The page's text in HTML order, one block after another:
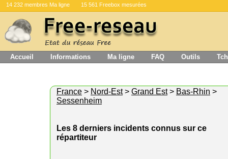
14 232 membres Ma ligne 15 561 Freebox mesurées
Accueil Informations Ma ligne FAQ Outils
France > Nord-Est> Grand Est> Bas-Rhin >
Sessenheim
Les 8 derniers incidents connus sur ce
répartiteur